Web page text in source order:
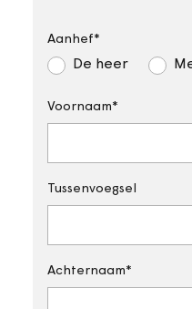
Aanhef
De heer
Voornaam
Tussenvoegsel
Achternaam